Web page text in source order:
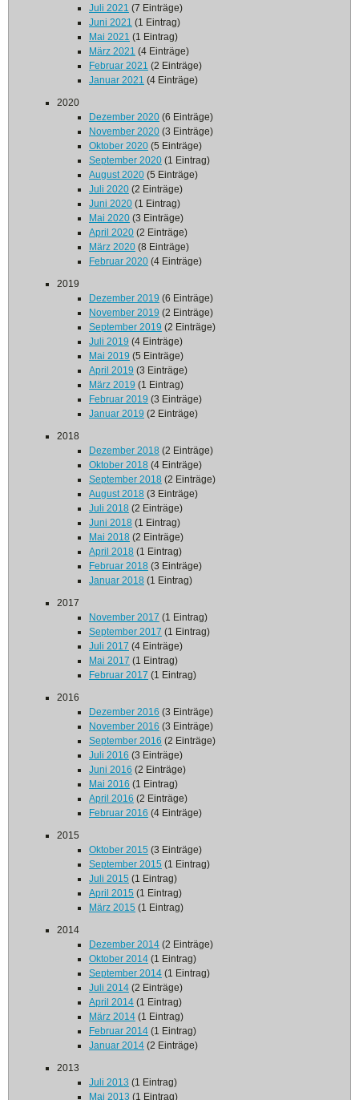
Juli 2021 (7 Einträge)
Juni 2021 (1 Eintrag)
Mai 2021 (1 Eintrag)
März 2021 (4 Einträge)
Februar 2021 (2 Einträge)
Januar 2021 (4 Einträge)
2020
Dezember 2020 (6 Einträge)
November 2020 (3 Einträge)
Oktober 2020 (5 Einträge)
September 2020 (1 Eintrag)
August 2020 (5 Einträge)
Juli 2020 (2 Einträge)
Juni 2020 (1 Eintrag)
Mai 2020 (3 Einträge)
April 2020 (2 Einträge)
März 2020 (8 Einträge)
Februar 2020 (4 Einträge)
2019
Dezember 2019 (6 Einträge)
November 2019 (2 Einträge)
September 2019 (2 Einträge)
Juli 2019 (4 Einträge)
Mai 2019 (5 Einträge)
April 2019 (3 Einträge)
März 2019 (1 Eintrag)
Februar 2019 (3 Einträge)
Januar 2019 (2 Einträge)
2018
Dezember 2018 (2 Einträge)
Oktober 2018 (4 Einträge)
September 2018 (2 Einträge)
August 2018 (3 Einträge)
Juli 2018 (2 Einträge)
Juni 2018 (1 Eintrag)
Mai 2018 (2 Einträge)
April 2018 (1 Eintrag)
Februar 2018 (3 Einträge)
Januar 2018 (1 Eintrag)
2017
November 2017 (1 Eintrag)
September 2017 (1 Eintrag)
Juli 2017 (4 Einträge)
Mai 2017 (1 Eintrag)
Februar 2017 (1 Eintrag)
2016
Dezember 2016 (3 Einträge)
November 2016 (3 Einträge)
September 2016 (2 Einträge)
Juli 2016 (3 Einträge)
Juni 2016 (2 Einträge)
Mai 2016 (1 Eintrag)
April 2016 (2 Einträge)
Februar 2016 (4 Einträge)
2015
Oktober 2015 (3 Einträge)
September 2015 (1 Eintrag)
Juli 2015 (1 Eintrag)
April 2015 (1 Eintrag)
März 2015 (1 Eintrag)
2014
Dezember 2014 (2 Einträge)
Oktober 2014 (1 Eintrag)
September 2014 (1 Eintrag)
Juli 2014 (2 Einträge)
April 2014 (1 Eintrag)
März 2014 (1 Eintrag)
Februar 2014 (1 Eintrag)
Januar 2014 (2 Einträge)
2013
Juli 2013 (1 Eintrag)
Mai 2013 (1 Eintrag)